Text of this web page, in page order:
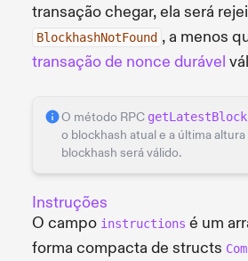
transação chegar, ela será
BlockhashNotFound , a menos
transação de nonce durável
O método RPC
o blockhash atual e a última
blockhash será válido.
Instruções
O campo instructions é um
forma compacta de structs